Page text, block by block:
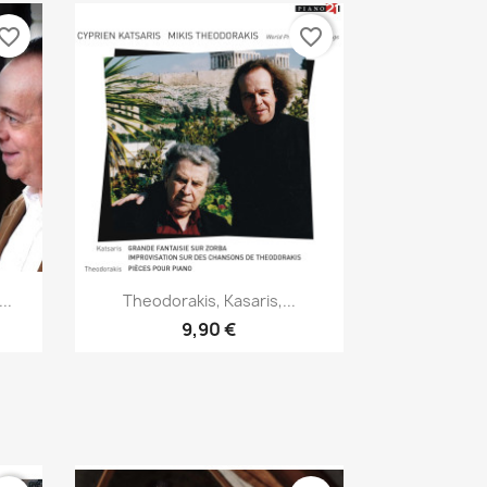
Aperçu rapide
Theodorakis, Kasaris,...
9,90 €
favorite_border